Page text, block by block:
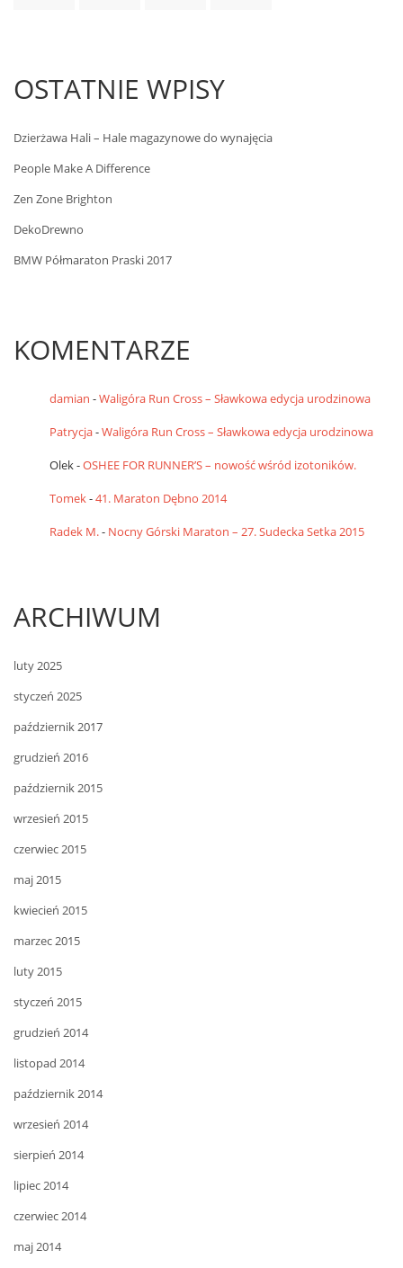
OSTATNIE WPISY
Dzierżawa Hali – Hale magazynowe do wynajęcia
People Make A Difference
Zen Zone Brighton
DekoDrewno
BMW Półmaraton Praski 2017
KOMENTARZE
damian -Waligóra Run Cross – Sławkowa edycja urodzinowa
Patrycja-Waligóra Run Cross – Sławkowa edycja urodzinowa
Olek-OSHEE FOR RUNNER’S – nowość wśród izotoników.
Tomek-41. Maraton Dębno 2014
Radek M.- Nocny Górski Maraton – 27. Sudecka Setka 2015
ARCHIWUM
luty 2025
styczeń 2025
październik 2017
grudzień 2016
październik 2015
wrzesień 2015
czerwiec 2015
maj 2015
kwiecień 2015
marzec 2015
luty 2015
styczeń 2015
grudzień 2014
listopad 2014
październik 2014
wrzesień 2014
sierpień 2014
lipiec 2014
czerwiec 2014
maj 2014